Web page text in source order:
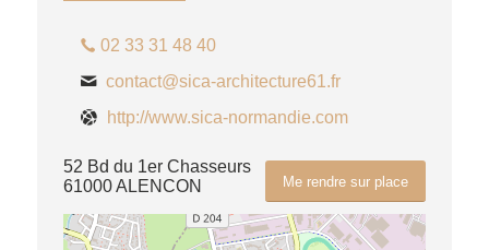
02 33 31 48 40
contact@sica-architecture61.fr
http://www.sica-normandie.com
Me rendre sur place
52 Bd du 1er Chasseurs
61000 ALENCON